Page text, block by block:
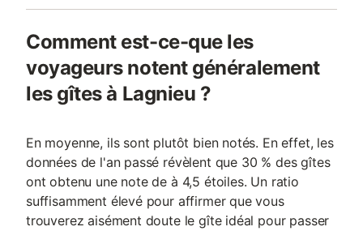
Comment est-ce-que les
voyageurs notent généralement
les gîtes à Lagnieu ?
En moyenne, ils sont plutôt bien notés. En effet, les
données de l'an passé révèlent que 30 % des gîtes
ont obtenu une note de à 4,5 étoiles. Un ratio
suffisamment élevé pour affirmer que vous
trouverez aisément doute le gîte idéal pour passer